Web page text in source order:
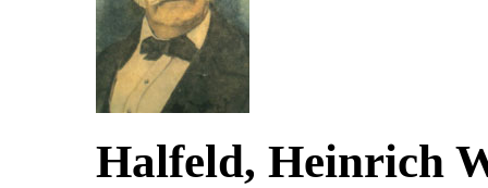
Halfeld, Heinrich